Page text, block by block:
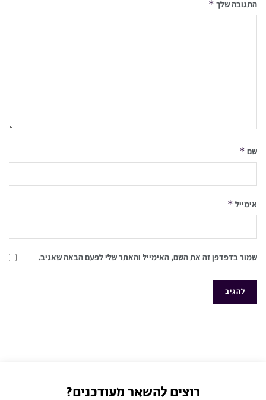
התגובה שלך *
שם *
אימייל *
שמור בדפדפן זה את השם, האימייל והאתר שלי לפעם הבאה שאגיב.
רוצים להשאר מעודכנים?